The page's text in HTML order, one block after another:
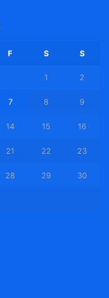
F S S
1 2
7 8 9
14 15 16
21 22 23
28 29 30